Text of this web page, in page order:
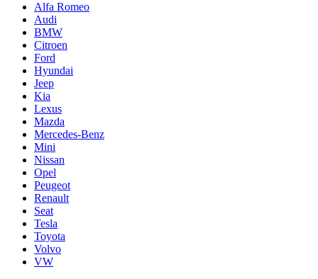
Alfa Romeo
Audi
BMW
Citroen
Ford
Hyundai
Jeep
Kia
Lexus
Mazda
Mercedes-Benz
Mini
Nissan
Opel
Peugeot
Renault
Seat
Tesla
Toyota
Volvo
VW